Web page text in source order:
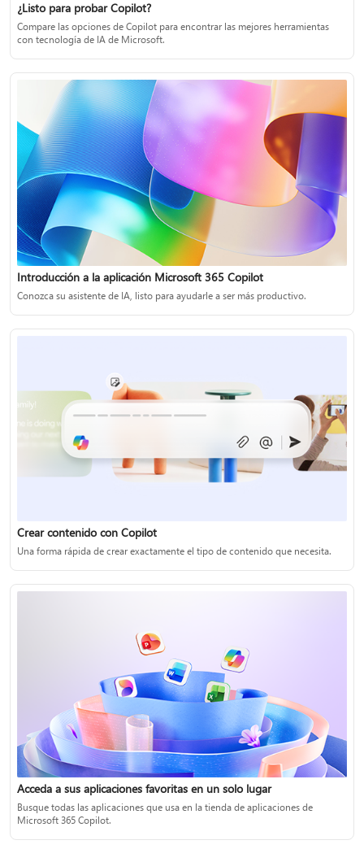
¿Listo para probar Copilot?
Compare las opciones de Copilot para encontrar las mejores herramientas
con tecnología de IA de Microsoft.
Introducción a la aplicación Microsoft 365 Copilot
Conozca su asistente de IA, listo para ayudarle a ser más productivo.
Crear contenido con Copilot
Una forma rápida de crear exactamente el tipo de contenido que necesita.
Acceda a sus aplicaciones favoritas en un solo lugar
Busque todas las aplicaciones que usa en la tienda de aplicaciones de
Microsoft 365 Copilot.